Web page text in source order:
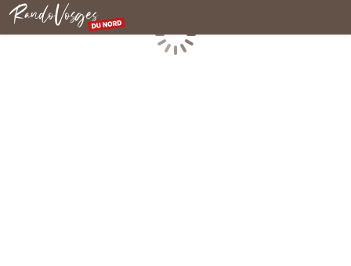
Rando Vosges du Nord
Chargement